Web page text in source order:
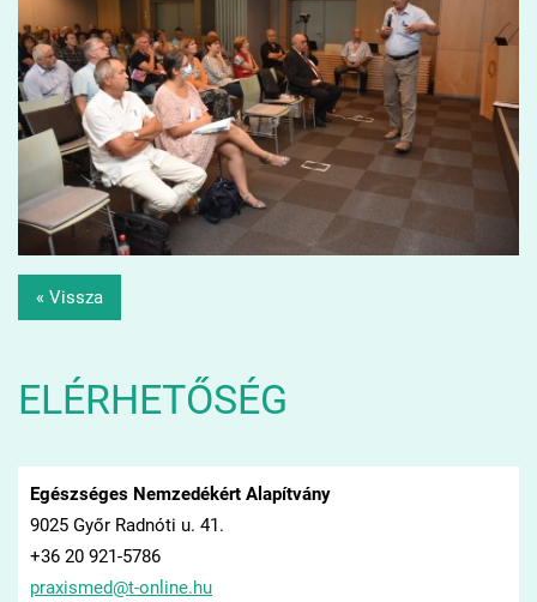
« Vissza
ELÉRHETŐSÉG
Egészséges Nemzedékért Alapítvány
9025 Győr Radnóti u. 41.
+36 20 921-5786
praxismed@t-online.hu